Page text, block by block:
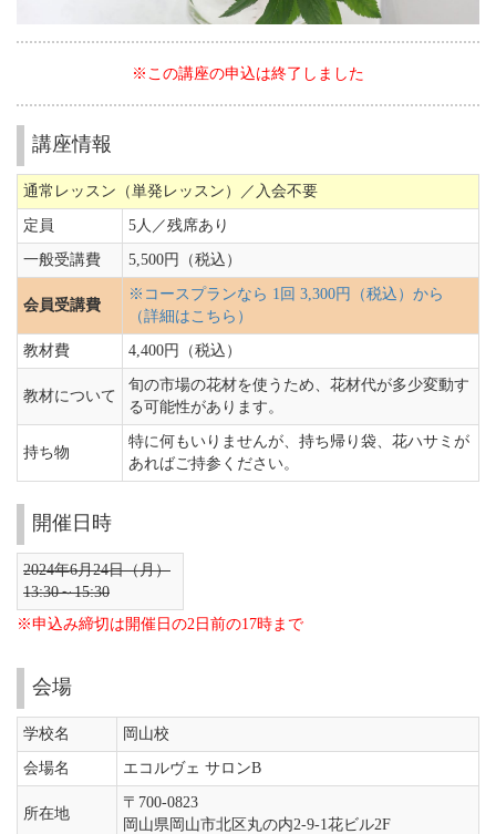
※この講座の申込は終了しました
講座情報
通常レッスン（単発レッスン）／入会不要
定員 5人／残席あり
一般受講費 5,500円（税込）
会員受講費
※コースプランなら 1回 3,300円（税込）から
（詳細はこちら）
教材費 4,400円（税込）
教材について
旬の市場の花材を使うため、花材代が多少変動す
る可能性があります。
持ち物
特に何もいりませんが、持ち帰り袋、花ハサミが
あればご持参ください。
開催日時
2024年6月24日（月）
13:30～15:30
※申込み締切は開催日の2日前の17時まで
会場
学校名 岡山校
会場名 エコルヴェ サロンB
所在地
〒700-0823
岡山県岡山市北区丸の内2-9-1花ビル2F